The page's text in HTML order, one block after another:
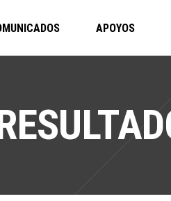
APOYOS